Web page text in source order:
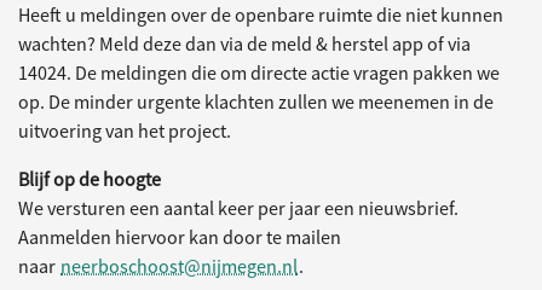
Heeft u meldingen over de openbare ruimte die niet kunnen
wachten? Meld deze dan via de meld & herstel app of via
14024. De meldingen die om directe actie vragen pakken we
op. De minder urgente klachten zullen we meenemen in de
uitvoering van het project.
Blijf op de hoogte
We versturen een aantal keer per jaar een nieuwsbrief.
Aanmelden hiervoor kan door te mailen
naar neerboschoost@nijmegen.nl.